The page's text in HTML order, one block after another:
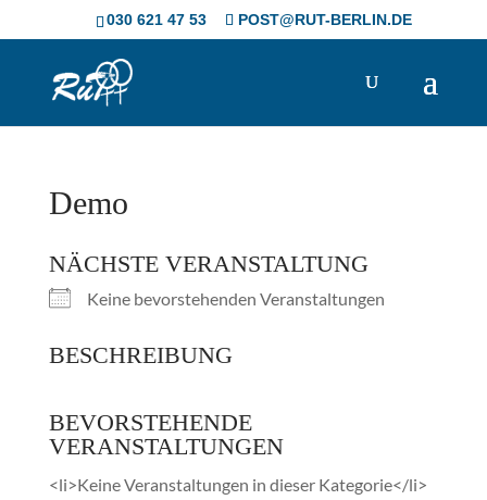
030 621 47 53 POST@RUT-BERLIN.DE
Demo
NÄCHSTE VERANSTALTUNG
Keine bevorstehenden Veranstaltungen
BESCHREIBUNG
BEVORSTEHENDE
VERANSTALTUNGEN
<li>Keine Veranstaltungen in dieser Kategorie</li>